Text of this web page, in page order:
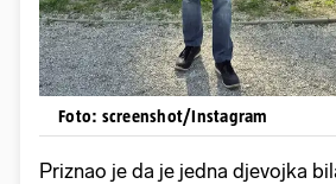
Foto: screenshot/Instagram
Priznao je da je jedna djevojka